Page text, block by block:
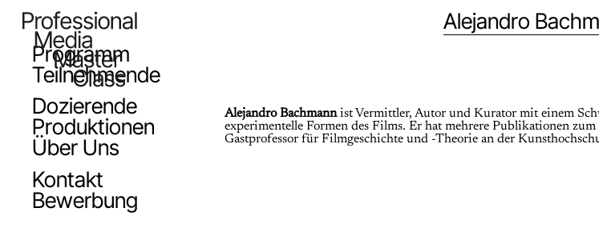
Alejandro
Programm
Teilnehmende
Dozierende
Produktionen
Über Uns
Kontakt
Bewerbung
Alejandro Bachmannist Vermittler, Autor und Kurator mit einem
experimentelle Formen des Films. Er hat mehrere Publikationen
Gastprofessor für Filmgeschichte und -Theorie an der